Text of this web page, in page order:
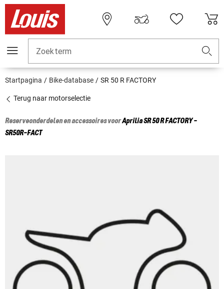
Zoekterm
Startpagina Bike-database SR 50 R FACTORY
Terug naar motorselectie
Reserveonderdelen en accessoires voorApriliaSR 50 R FACTORY -
SR50R-FACT